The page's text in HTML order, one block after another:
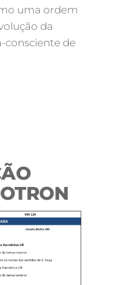
uma ordem
da
consciente de
.